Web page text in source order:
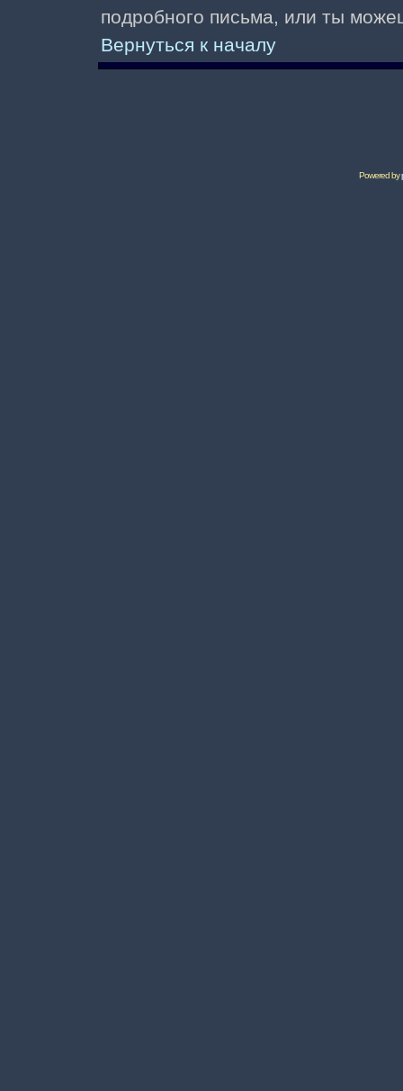
подробного письма, или ты
Вернуться к началу
Powered by